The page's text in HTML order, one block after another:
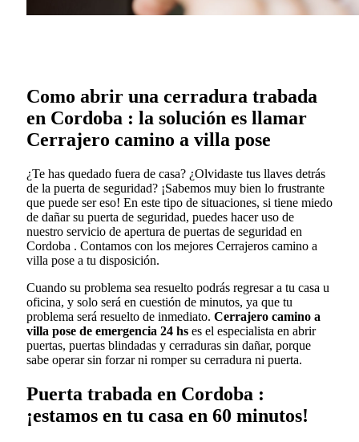
Como abrir una cerradura trabada
en Cordoba : la solución es llamar
Cerrajero camino a villa pose
¿Te has quedado fuera de casa? ¿Olvidaste tus llaves detrás
de la puerta de seguridad? ¡Sabemos muy bien lo frustrante
que puede ser eso! En este tipo de situaciones, si tiene miedo
de dañar su puerta de seguridad, puedes hacer uso de
nuestro servicio de apertura de puertas de seguridad en
Cordoba . Contamos con los mejores Cerrajeros camino a
villa pose a tu disposición.
Cuando su problema sea resuelto podrás regresar a tu casa u
oficina, y solo será en cuestión de minutos, ya que tu
problema será resuelto de inmediato. Cerrajero camino a
villa pose de emergencia 24 hs es el especialista en abrir
puertas, puertas blindadas y cerraduras sin dañar, porque
sabe operar sin forzar ni romper su cerradura ni puerta.
Puerta trabada en Cordoba :
¡estamos en tu casa en 60 minutos!